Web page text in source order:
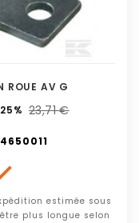
ROUE AV G
23,71 €
estimée sous
plus longue selon